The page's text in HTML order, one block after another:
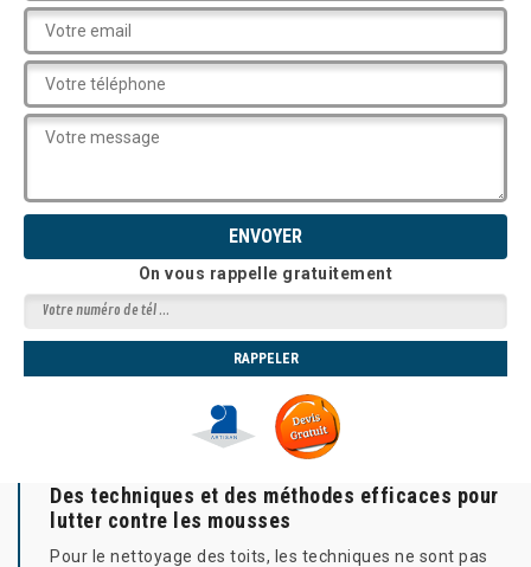
On vous rappelle gratuitement
Des techniques et des méthodes efficaces pour
lutter contre les mousses
Pour le nettoyage des toits, les techniques ne sont pas